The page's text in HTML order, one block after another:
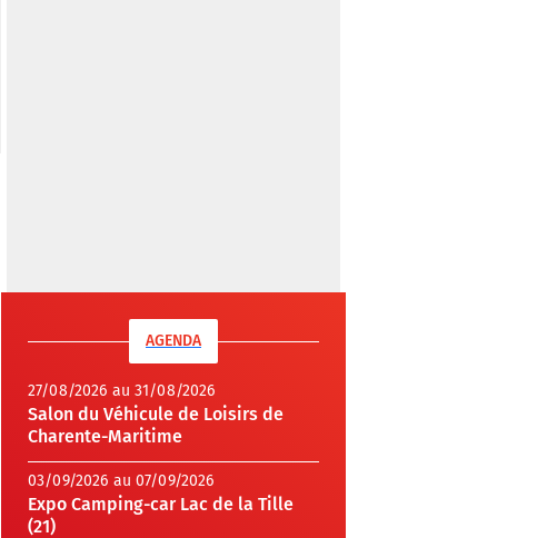
AGENDA
27/08/2026 au 31/08/2026
Salon du Véhicule de Loisirs de
Charente-Maritime
03/09/2026 au 07/09/2026
Expo Camping-car Lac de la Tille
(21)